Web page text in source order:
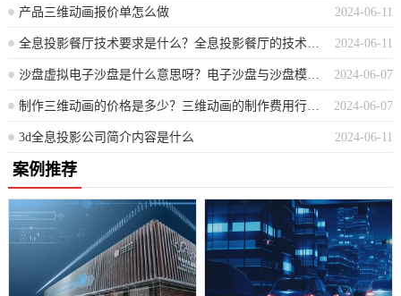
2024-06-11
产品三维动画报价单怎么做
2024-06-11
全息投影餐厅技术要求是什么？全息投影餐厅的技术规格与需求解析
2024-06-07
沙盘虚拟电子沙盘是什么意思呀？电子沙盘与沙盘模拟的含义解析
2024-06-07
制作三维动画的价格是多少？三维动画的制作费用行情如何？
2024-06-11
3d全息投影公司简介内容是什么
案例推荐